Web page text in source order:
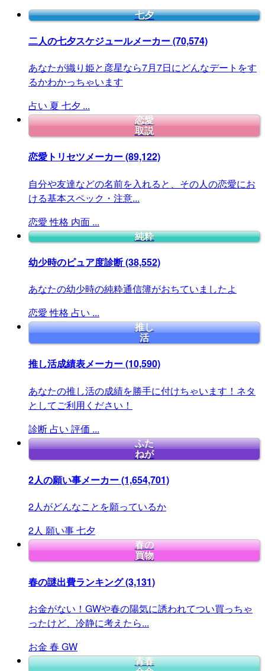
七夕
二人の七夕スケジュールメーカー(70,574)
あなたが織り姫と彦星なら7月7日にどんなデートをす
るかわかっちゃいます
占い 夏 七夕 ...
恋愛
取説
恋愛トリセツメーカー(89,122)
自分や友達などの名前を入れると、その人の恋愛にお
ける基本スペック・注意...
恋愛 性格 内面 ...
純粋
幼少時のピュア度診断(38,552)
あなたの幼少時の純粋通信簿がおちていましたよ
恋愛 性格 占い ...
推し
活
推し活成績表メーカー(10,590)
あなたの推し活の成績を勝手に付けちゃいます！ネタ
としてご利用ください！
診断 占い 評価 ...
ふた
ねが
2人の願い事メーカー(1,654,701)
2人がどんなことを願っているか
2人 願い事七夕
春の
買物
春の謎出費ランキング(3,131)
お金がない！GWや春の陽気に誘われてつい買っちゃ
ったけど、冷静に考えたら...
お金 春 GW
青春